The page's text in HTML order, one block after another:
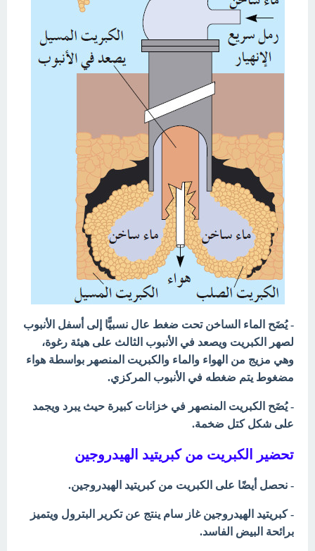
- يُضَح الماء الساخن تحت ضغط عال نسبيًّا إلى أسفل الأنبوب
لصهر الكبريت ويصعد في الأنبوب الثالث على هيئة رغوة،
وهي مزيج من الهواء والماء والكبريت المنصهر بواسطة هواء
مضغوط يتم ضغطه في الأنبوب المركزي.
- يُضَح الكبريت المنصهر في خزانات كبيرة حيث يبرد ويجمد
على شكل كتل ضخمة.
تحضير الكبريت من كبريتيد الهيدروجين
- نحصل أيضًا على الكبريت من كبريتيد الهيدروجين.
- كبريتيد الهيدروجينغاز سام ينتج عن تكرير البترول ويتميز
برائحة البيض الفاسد.